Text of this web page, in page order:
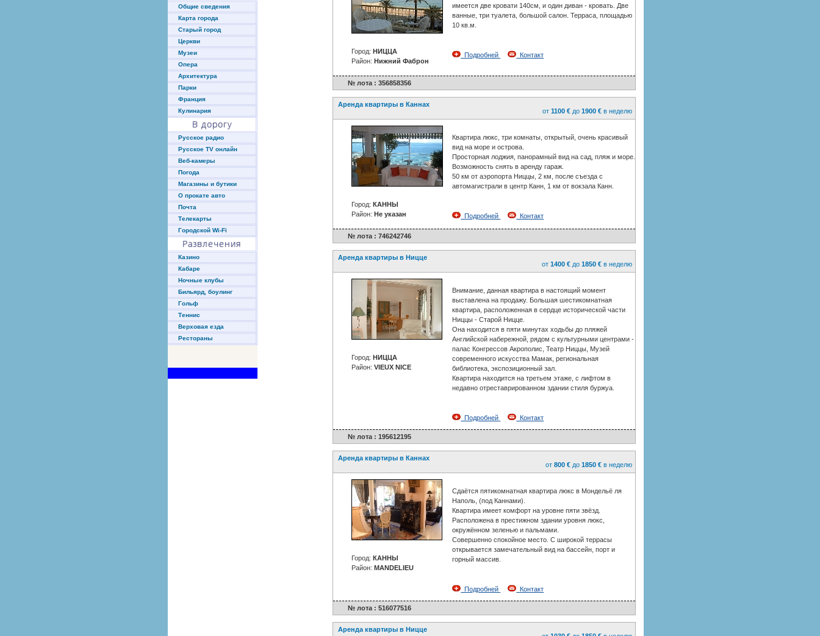
Общие сведения
Карта города
Старый город
Церкви
Музеи
Опера
Архитектура
Парки
Франция
Кулинария
В дорогу
Русское радио
Русское TV онлайн
Веб-камеры
Погода
Магазины и бутики
О прокате авто
Почта
Телекарты
Городской Wi-Fi
Развлечения
Казино
Кабаре
Ночные клубы
Бильярд, боулинг
Гольф
Теннис
Верховая езда
Рестораны
Город:НИЦЦА
Район:Нижний Фаброн
имеется две кровати 140см, и один диван - кровать. Две
ванные, три туалета, большой салон. Терраса, площадью
10 кв.м.
Подробней Контакт
№ лота : 356858356
Аренда квартиры в Каннах
от 1100 € до1900 € в неделю
Город:КАННЫ
Район:Не указан
Квартира люкс, три комнаты, открытый, очень красивый
вид на море и острова.
Просторная лоджия, панорамный вид на сад, пляж и море.
Возможность снять в аренду гараж.
50 км от аэропорта Ниццы, 2 км, после съезда с
автомагистрали в центр Канн, 1 км от вокзала Канн.
Подробней Контакт
№ лота : 746242746
Аренда квартиры в Ницце
от 1400 € до1850 € в неделю
Город:НИЦЦА
Район:VIEUX NICE
Внимание, данная квартира в настоящий момент
выставлена на продажу. Большая шестикомнатная
квартира, расположенная в сердце исторической части
Ниццы - Старой Ницце.
Она находится в пяти минутах ходьбы до пляжей
Английской набережной, рядом с культурными центрами -
палас Конгрессов Акрополис, Театр Ниццы, Музей
современного искусства Мамак, региональная
библиотека, экспозиционный зал.
Квартира находится на третьем этаже, с лифтом в
недавно отреставрированном здании стиля буржуа.
Подробней Контакт
№ лота : 195612195
Аренда квартиры в Каннах
от 800 € до1850 € в неделю
Город:КАННЫ
Район:MANDELIEU
Сдаётся пятикомнатная квартира люкс в Мондельё ля
Наполь, (под Каннами).
Квартира имеет комфорт на уровне пяти звёзд.
Расположена в престижном здании уровня люкс,
окружённом зеленью и пальмами.
Совершенно спокойное место. С широкой террасы
открывается замечательный вид на бассейн, порт и
горный массив.
Подробней Контакт
№ лота : 516077516
Аренда квартиры в Ницце